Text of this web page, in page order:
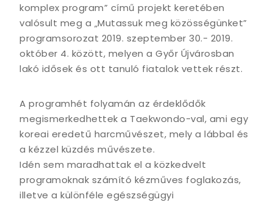
komplex program” című projekt keretében
valósult meg a „Mutassuk meg közösségünket”
programsorozat 2019. szeptember 30.- 2019.
október 4. között, melyen a Győr Újvárosban
lakó idősek és ott tanuló fiatalok vettek részt.
A programhét folyamán az érdeklődők
megismerkedhettek a Taekwondo-val, ami egy
koreai eredetű harcművészet, mely a lábbal és
a kézzel küzdés művészete.
Idén sem maradhattak el a közkedvelt
programoknak számító kézműves foglakozás,
illetve a különféle egészségügyi